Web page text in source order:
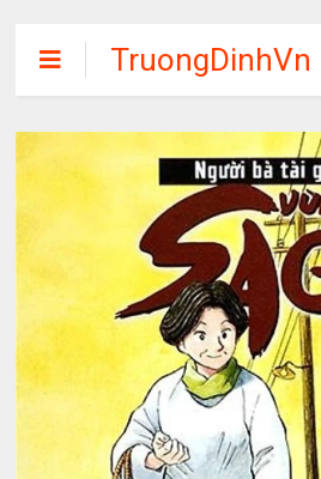
TruongDinhVn
Chia sẽ ebook,
các khóa học,
phần mềm học
tập miễn phí